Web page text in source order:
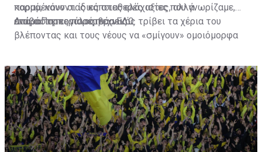
κορμό, κάνοντας κάποιες ελάχιστες, αλλά
απαραίτητες παρεμβάσεις.
παραμένουν οι ίδιες σταθερές αξίες που γνωρίζαμε,
ενώ ο Πορτογάλος τεχνικός τρίβει τα χέρια του
βλέποντας και τους νέους να «σμίγουν» ομοιόμορφα
Διαβάστε περισσότεραΕΔΩ.